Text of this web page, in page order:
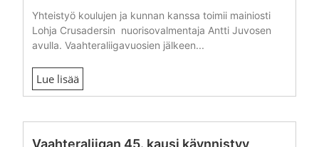
Yhteistyö koulujen ja kunnan kanssa toimii mainiosti
Lohja Crusadersin nuorisovalmentaja Antti Juvosen
avulla. Vaahteraliigavuosien jälkeen...
Lue lisää
Vaahteraliigan 45. kausi käynnistyy